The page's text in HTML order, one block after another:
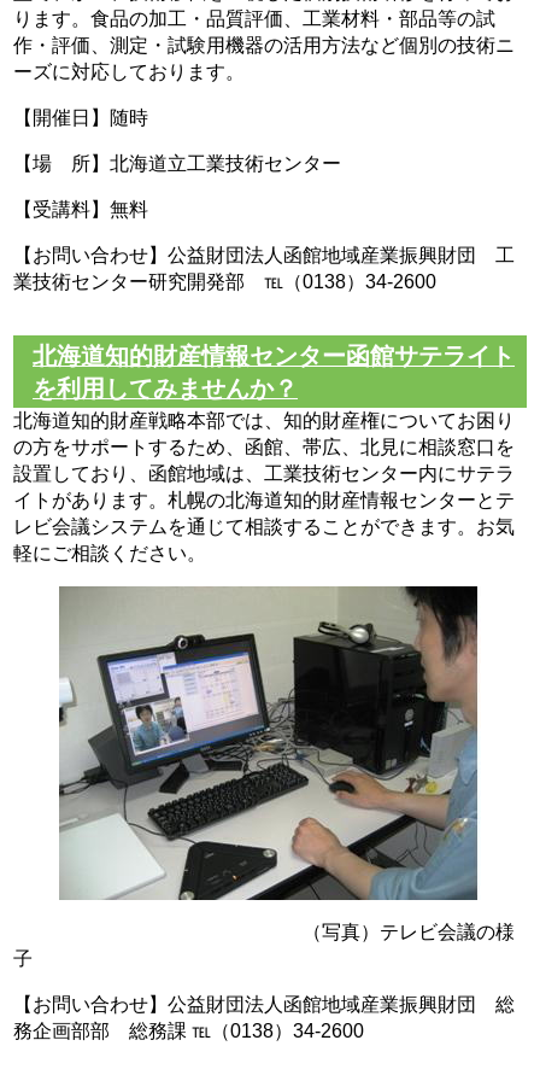
ります。食品の加工・品質評価、工業材料・部品等の試
作・評価、測定・試験用機器の活用方法など個別の技術ニ
ーズに対応しております。
【開催日】随時
【場 所】北海道立工業技術センター
【受講料】無料
【お問い合わせ】公益財団法人函館地域産業振興財団 工
業技術センター研究開発部 ℡（0138）34-2600
北海道知的財産情報センター函館サテライト
を利用してみませんか？
北海道知的財産戦略本部では、知的財産権についてお困り
の方をサポートするため、函館、帯広、北見に相談窓口を
設置しており、函館地域は、工業技術センター内にサテラ
イトがあります。札幌の北海道知的財産情報センターとテ
レビ会議システムを通じて相談することができます。お気
軽にご相談ください。
（写真）テレビ会議の様
子
【お問い合わせ】公益財団法人函館地域産業振興財団 総
務企画部部 総務課 ℡（0138）34-2600